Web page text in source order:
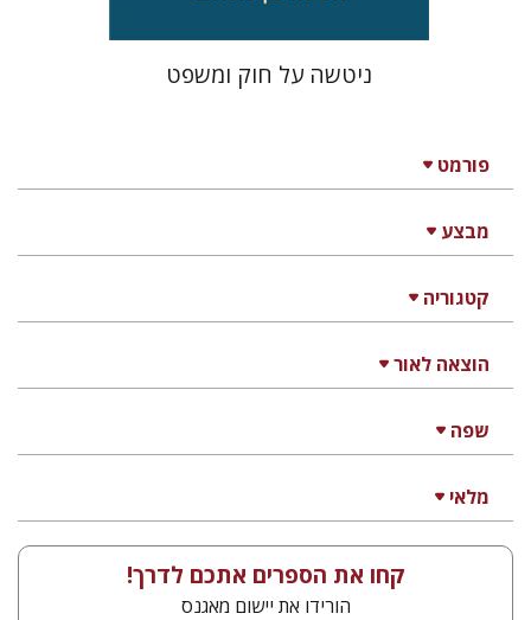
פורמט
מבצע
קטגוריה
הוצאה לאור
שפה
מלאי
ניטשה על חוק ומשפט
קחו את הספרים אתכם לדרך!
הורידו את יישום מאגנס